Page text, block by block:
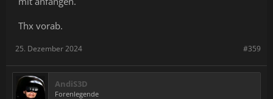
Thx vorab.
#359
25. Dezember 2024
AndiS3D
Forenlegende